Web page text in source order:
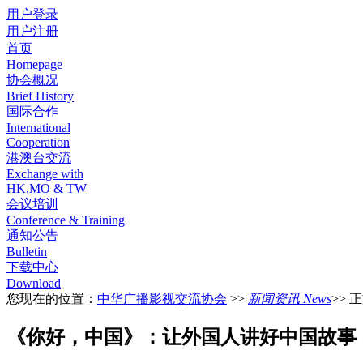
用户登录
用户注册
首页
Homepage
协会概况
Brief History
国际合作
International
Cooperation
港澳台交流
Exchange with
HK,MO & TW
会议培训
Conference & Training
通知公告
Bulletin
下载中心
Download
您现在的位置： 中华广播影视交流协会 >> 新闻资讯 News>>
《你好，中国》：让外国人讲好中国故事